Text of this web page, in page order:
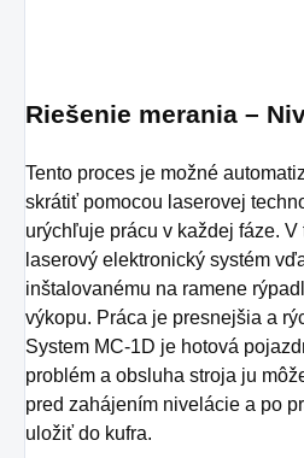
Riešenie merania –
Tento proces je možné
skrátiť pomocou laserovej
urýchľuje prácu v každej fáze. V
laserový elektronický systém
inštalovanému na ramene
výkopu. Práca je presnejšia a
System MC-1D je hotová
problém a obsluha stroja ju
pred zahájením nivelácie a po
uložiť do kufra.